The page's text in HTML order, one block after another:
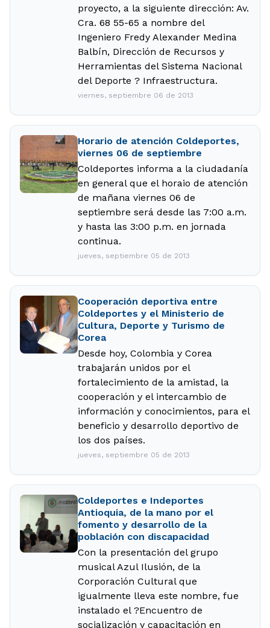
proyecto, a la siguiente dirección: Av.
Cra. 68 55-65 a nombre del
Ingeniero Fredy Alexander Medina
Balbín, Dirección de Recursos y
Herramientas del Sistema Nacional
del Deporte ? Infraestructura.
viernes, septiembre 06 de 2013
Horario de atención Coldeportes,
viernes 06 de septiembre
Coldeportes informa a la ciudadanía
en general que el horaio de atención
de mañana viernes 06 de
septiembre será desde las 7:00 a.m.
y hasta las 3:00 p.m. en jornada
continua.
jueves, septiembre 05 de 2013
Cooperación deportiva entre
Coldeportes y el Ministerio de
Cultura, Deporte y Turismo de
Corea
Desde hoy, Colombia y Corea
trabajarán unidos por el
fortalecimiento de la amistad, la
cooperación y el intercambio de
información y conocimientos, para el
beneficio y desarrollo deportivo de
los dos países.
jueves, septiembre 05 de 2013
Coldeportes e Indeportes
Antioquia, de la mano por el
fomento y desarrollo de la
población con discapacidad
Con la presentación del grupo
musical Azul Ilusión, de la
Corporación Cultural que
igualmente lleva este nombre, fue
instalado el ?Encuentro de
socialización y capacitación en